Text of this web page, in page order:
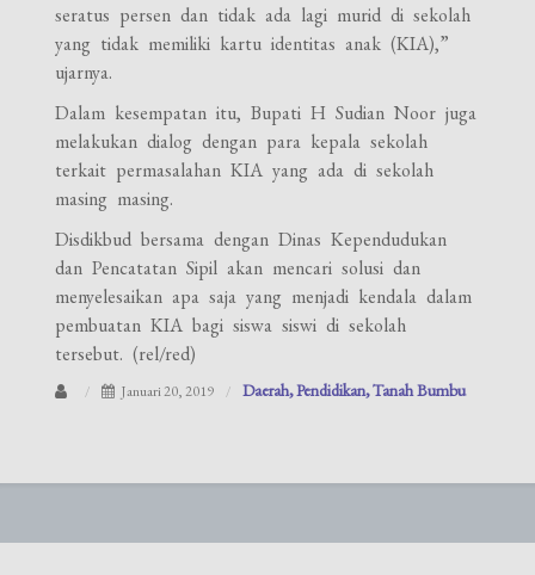
seratus persen dan tidak ada lagi murid di sekolah
yang tidak memiliki kartu identitas anak (KIA),”
ujarnya.
Dalam kesempatan itu, Bupati H Sudian Noor juga
melakukan dialog dengan para kepala sekolah
terkait permasalahan KIA yang ada di sekolah
masing masing.
Disdikbud bersama dengan Dinas Kependudukan
dan Pencatatan Sipil akan mencari solusi dan
menyelesaikan apa saja yang menjadi kendala dalam
pembuatan KIA bagi siswa siswi di sekolah
tersebut. (rel/red)
Januari 20, 2019 Daerah Pendidikan Tanah Bumbu